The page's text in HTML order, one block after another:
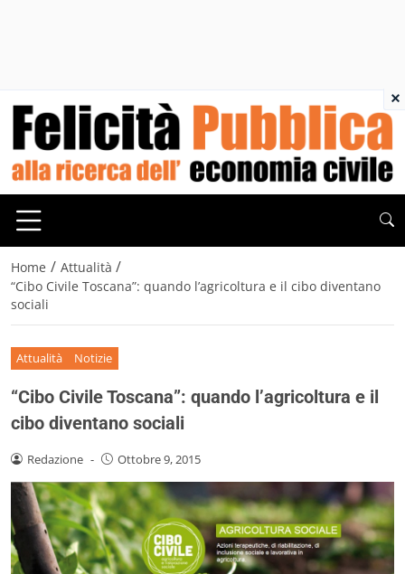
Home / Attualità /
“Cibo Civile Toscana”: quando l’agricoltura e il cibo diventano
sociali
Attualità Notizie
“Cibo Civile Toscana”: quando l’agricoltura e il
cibo diventano sociali
Redazione - Ottobre 9, 2015
×